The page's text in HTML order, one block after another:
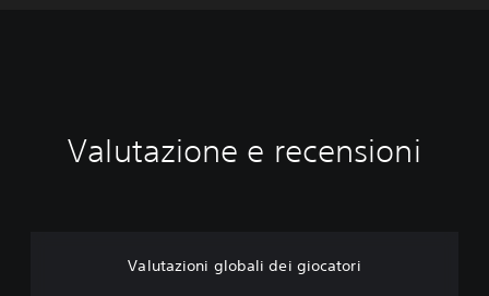
Valutazione e recensioni
Valutazioni globali dei giocatori